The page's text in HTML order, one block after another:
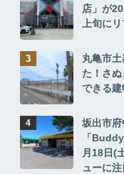
店」が
上旬に
丸亀市
た！さ
できる建
坂出市
「
月18日(
ューに注